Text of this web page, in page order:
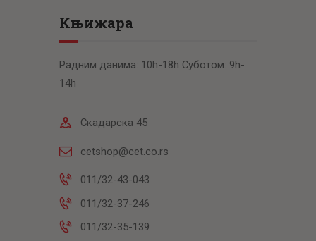
Књижара
Радним данима: 10h-18h Суботом: 9h-
14h
Скадарска 45
cetshop@cet.co.rs
011/32-43-043
011/32-37-246
011/32-35-139